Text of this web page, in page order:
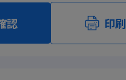
認 印刷